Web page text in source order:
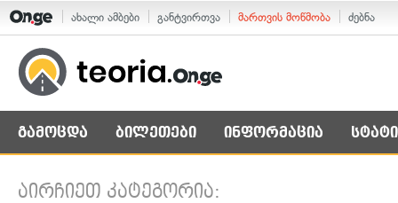
ახალი ამბები განტვირთვა მართვის მოწმობა ძებნა
გამოცდა ბილეთები ინფორმაცია
აირჩიეთ კატეგორია: